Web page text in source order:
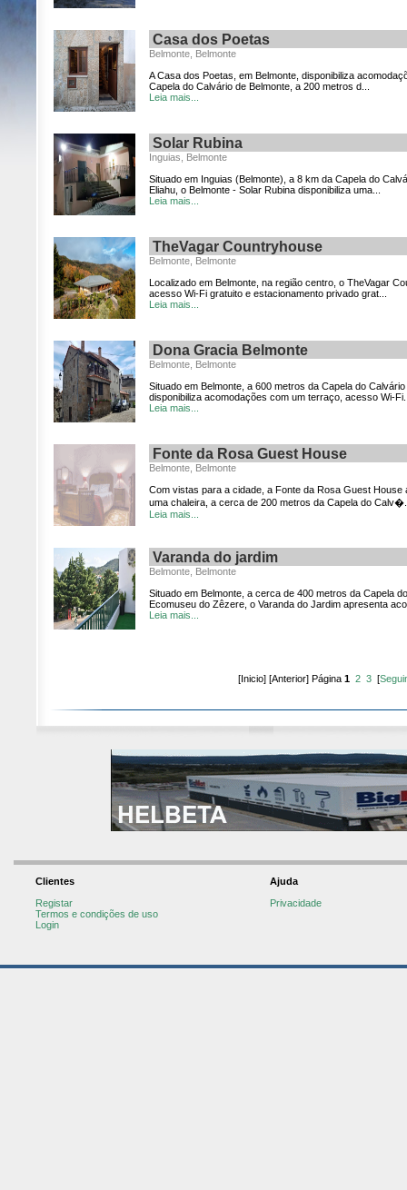
Casa dos Poetas
Belmonte, Belmonte
A Casa dos Poetas, em Belmonte, disponibiliza
Capela do Calvário de Belmonte, a 200 metros d...
Leia mais...
Solar Rubina
Inguias, Belmonte
Situado em Inguias (Belmonte), a 8 km da Capela do
Eliahu, o Belmonte - Solar Rubina disponibiliza uma...
Leia mais...
TheVagar Countryhouse
Belmonte, Belmonte
Localizado em Belmonte, na região centro, o TheVagar
acesso Wi-Fi gratuito e estacionamento privado grat...
Leia mais...
Dona Gracia Belmonte
Belmonte, Belmonte
Situado em Belmonte, a 600 metros da Capela do
disponibiliza acomodações com um terraço, acesso Wi-
Leia mais...
Fonte da Rosa Guest House
Belmonte, Belmonte
Com vistas para a cidade, a Fonte da Rosa Guest
uma chaleira, a cerca de 200 metros da Capela do
Leia mais...
Varanda do jardim
Belmonte, Belmonte
Situado em Belmonte, a cerca de 400 metros da Capela
Ecomuseu do Zêzere, o Varanda do Jardim apresenta
Leia mais...
[Inicio] [Anterior] Página 1 2 3[
Clientes
Registar
Termos e condições de uso
Login
Ajuda
Privacidade